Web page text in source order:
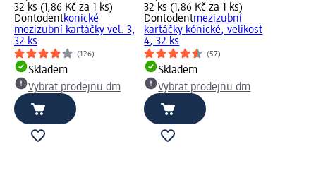
32 ks (1,86 Kč za 1 ks)
Dontodentkonické
mezizubní kartáčky vel. 3,
32 ks
(126)
Skladem
Vybrat prodejnu dm
32 ks (1,86 Kč za 1 ks)
Dontodentmezizubní
kartáčky kónické, velikost
4, 32 ks
(57)
Skladem
Vybrat prodejnu dm